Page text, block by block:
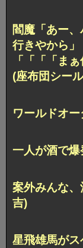
閻魔「あー
行きやから」
「「「「ま
(座布団シー
ワールドオ
一人が酒で
案外みんな
吉)
星飛雄馬が